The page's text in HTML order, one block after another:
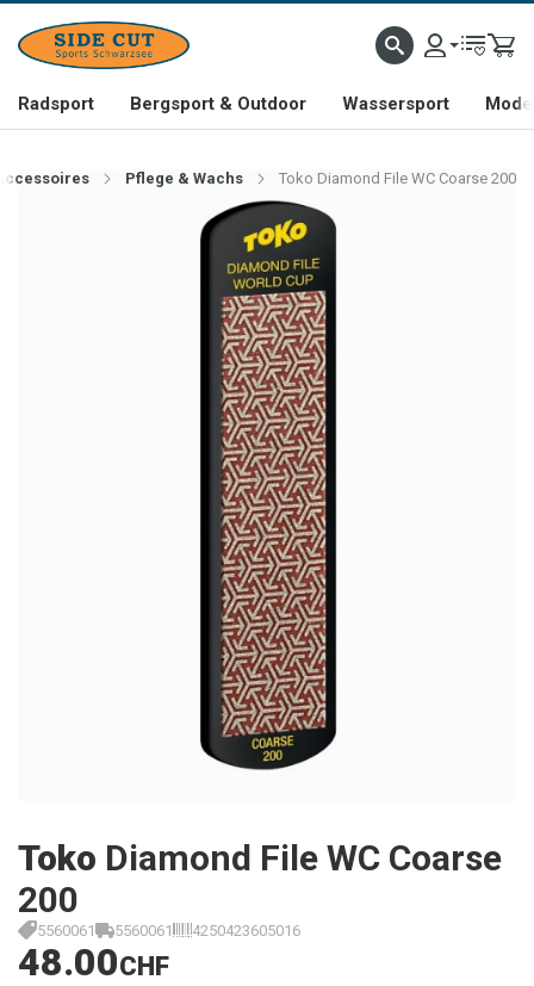
Radsport Bergsport & Outdoor Wassersport
Pflege & Wachs Toko Diamond File WC Coarse 200
Toko Diamond File WC Coarse
200
5560061 5560061 4250423605016
48.00CHF